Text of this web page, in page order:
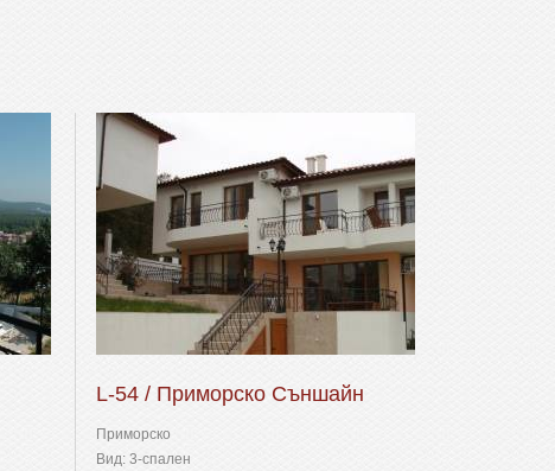
L-54 / Приморско Съншайн
Приморско
Вид: 3-спален